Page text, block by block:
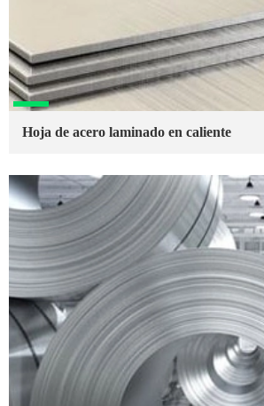
Hoja de acero laminado en caliente